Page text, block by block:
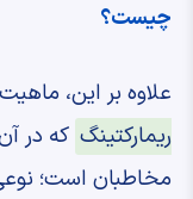
چیست؟
علاوه بر این، ماهیت
ریمارکتینگ که در
مخاطبان است؛